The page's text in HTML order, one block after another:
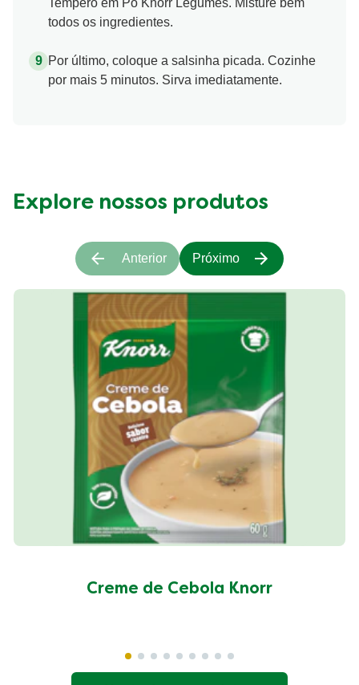
Tempero em Pó Knorr Legumes. Misture bem
todos os ingredientes.
Por último, coloque a salsinha picada. Cozinhe
por mais 5 minutos. Sirva imediatamente.
Explore nossos produtos
Creme de Cebola Knorr
Anterior Próximo